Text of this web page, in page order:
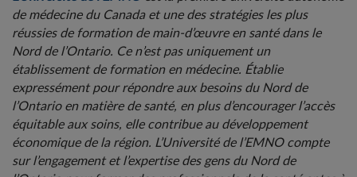
de médecine du Canada et une des stratégies les plus
réussies de formation de main-d’œuvre en santé dans le
Nord de l’Ontario. Ce n’est pas uniquement un
établissement de formation en médecine. Établie
expressément pour répondre aux besoins du Nord de
l’Ontario en matière de santé, en plus d’encourager l’accès
équitable aux soins, elle contribue au développement
économique de la région. L’Université de l’EMNO compte
sur l’engagement et l’expertise des gens du Nord de